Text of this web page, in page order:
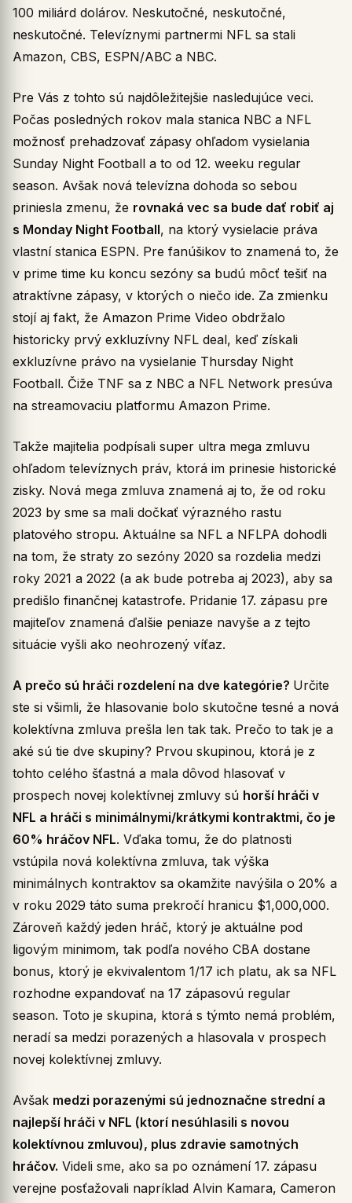
100 miliárd dolárov. Neskutočné, neskutočné,
neskutočné. Televíznymi partnermi NFL sa stali
Amazon, CBS, ESPN/ABC a NBC.
Pre Vás z tohto sú najdôležitejšie nasledujúce veci.
Počas posledných rokov mala stanica NBC a NFL
možnosť prehadzovať zápasy ohľadom vysielania
Sunday Night Football a to od 12. weeku regular
season. Avšak nová televízna dohoda so sebou
priniesla zmenu, že rovnaká vec sa bude dať robiť aj
s Monday Night Football, na ktorý vysielacie práva
vlastní stanica ESPN. Pre fanúšikov to znamená to, že
v prime time ku koncu sezóny sa budú môcť tešiť na
atraktívne zápasy, v ktorých o niečo ide. Za zmienku
stojí aj fakt, že Amazon Prime Video obdržalo
historicky prvý exkluzívny NFL deal, keď získali
exkluzívne právo na vysielanie Thursday Night
Football. Čiže TNF sa z NBC a NFL Network presúva
na streamovaciu platformu Amazon Prime.
Takže majitelia podpísali super ultra mega zmluvu
ohľadom televíznych práv, ktorá im prinesie historické
zisky. Nová mega zmluva znamená aj to, že od roku
2023 by sme sa mali dočkať výrazného rastu
platového stropu. Aktuálne sa NFL a NFLPA dohodli
na tom, že straty zo sezóny 2020 sa rozdelia medzi
roky 2021 a 2022 (a ak bude potreba aj 2023), aby sa
predišlo finančnej katastrofe. Pridanie 17. zápasu pre
majiteľov znamená ďalšie peniaze navyše a z tejto
situácie vyšli ako neohrozený víťaz.
A prečo sú hráči rozdelení na dve kategórie? Určite
ste si všimli, že hlasovanie bolo skutočne tesné a nová
kolektívna zmluva prešla len tak tak. Prečo to tak je a
aké sú tie dve skupiny? Prvou skupinou, ktorá je z
tohto celého šťastná a mala dôvod hlasovať v
prospech novej kolektívnej zmluvy sú horší hráči v
NFL a hráči s minimálnymi/krátkymi kontraktmi, čo je
60% hráčov NFL. Vďaka tomu, že do platnosti
vstúpila nová kolektívna zmluva, tak výška
minimálnych kontraktov sa okamžite navýšila o 20% a
v roku 2029 táto suma prekročí hranicu $1,000,000.
Zároveň každý jeden hráč, ktorý je aktuálne pod
ligovým minimom, tak podľa nového CBA dostane
bonus, ktorý je ekvivalentom 1/17 ich platu, ak sa NFL
rozhodne expandovať na 17 zápasovú regular
season. Toto je skupina, ktorá s týmto nemá problém,
neradí sa medzi porazených a hlasovala v prospech
novej kolektívnej zmluvy.
Avšak medzi porazenými sú jednoznačne strední a
najlepší hráči v NFL (ktorí nesúhlasili s novou
kolektívnou zmluvou), plus zdravie samotných
hráčov. Videli sme, ako sa po oznámení 17. zápasu
verejne posťažovali napríklad Alvin Kamara, Cameron